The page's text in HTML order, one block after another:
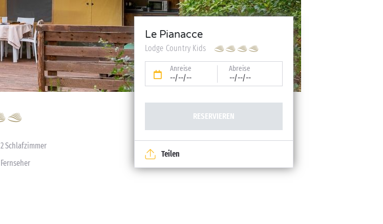
2 Schlafzimmer
Fernseher
Le Pianacce
Lodge Country Kids
Anreise
--/--/--
Abreise
--/--/--
RESERVIEREN
Teilen